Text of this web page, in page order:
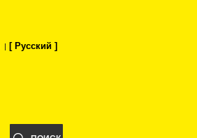
Русский